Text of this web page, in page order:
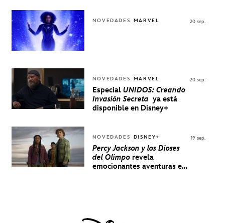
NOVEDADES MARVEL 20 sep.
NOVEDADES MARVEL
Especial UNIDOS: Creando
Invasión Secreta ya está
disponible en Disney+
20 sep.
NOVEDADES DISNEY+
Percy Jackson y los Dioses
del Olimporevela
emocionantes aventuras en
19 sep.